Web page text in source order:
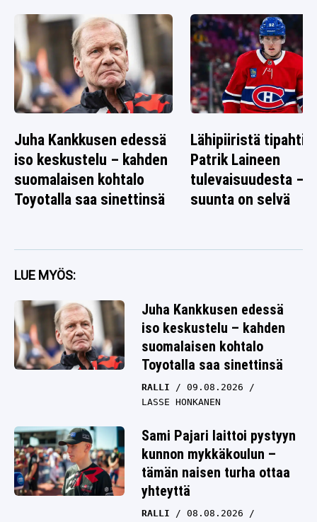
Juha Kankkusen edessä
iso keskustelu – kahden
suomalaisen kohtalo
Toyotalla saa sinettinsä
Lähipiiristä tipahti
Patrik Laineen
tulevaisuudesta –
suunta on selvä
LUE MYÖS:
Juha Kankkusen edessä
iso keskustelu – kahden
suomalaisen kohtalo
Toyotalla saa sinettinsä
RALLI
09.08.2026
LASSE HONKANEN
Sami Pajari laittoi pystyyn
kunnon mykkäkoulun –
tämän naisen turha ottaa
yhteyttä
RALLI
08.08.2026